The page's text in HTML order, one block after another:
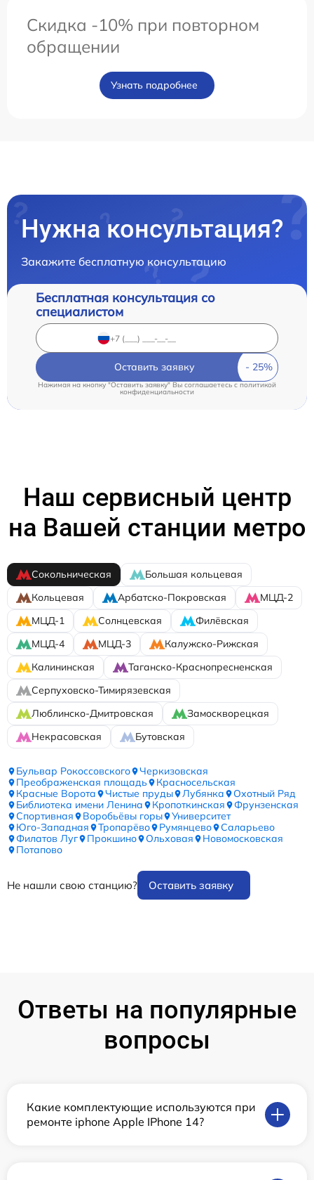
Скидка -10% при повторном
обращении
Узнать подробнее
Нужна консультация?
Закажите бесплатную консультацию
Бесплатная консультация со
специалистом
Оставить заявку
Нажимая на кнопку "Оставить заявку" Вы соглашаетесь cполитикой
конфиденциальности
Наш сервисный центр
на Вашей станции метро
Сокольническая
Большая кольцевая
Кольцевая
Арбатско-Покровская
МЦД-2
МЦД-1
Солнцевская
Филёвская
МЦД-4
МЦД-3
Калужско-Рижская
Калининская
Таганско-Краснопресненская
Серпуховско-Тимирязевская
Люблинско-Дмитровская
Замоскворецкая
Некрасовская
Бутовская
Бульвар Рокоссовского
Черкизовская
Преображенская площадь
Красносельская
Красные Ворота
Чистые пруды Лубянка
Охотный Ряд
Библиотека имени Ленина
Кропоткинская
Фрунзенская
Спортивная
Воробьёвы горы
Университет
Юго-Западная
Тропарёво Румянцево
Саларьево
Филатов Луг
Прокшино Ольховая
Новомосковская
Потапово
Не нашли свою станцию? Оставить заявку
Ответы на популярные
вопросы
Какие комплектующие используются при
ремонте iphone Apple IPhone 14?